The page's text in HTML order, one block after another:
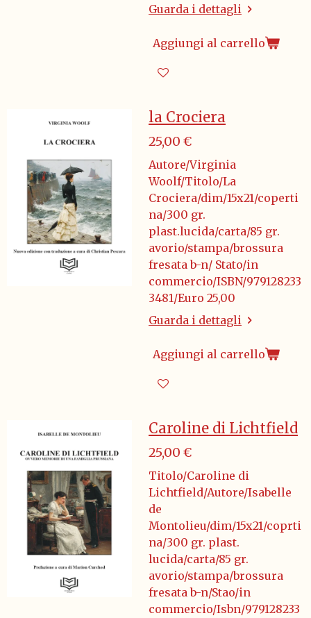
Guarda i dettagli
Aggiungi al carrello
la Crociera
25,00 €
Autore/Virginia
Woolf/Titolo/La
Crociera/dim/15x21/coperti
na/300 gr.
plast.lucida/carta/85 gr.
avorio/stampa/brossura
fresata b-n/ Stato/in
commercio/ISBN/979128233
3481/Euro 25,00
Guarda i dettagli
Aggiungi al carrello
Caroline di Lichtfield
25,00 €
Titolo/Caroline di
Lichtfield/Autore/Isabelle
de
Montolieu/dim/15x21/coprti
na/300 gr. plast.
lucida/carta/85 gr.
avorio/stampa/brossura
fresata b-n/Stao/in
commercio/Isbn/979128233